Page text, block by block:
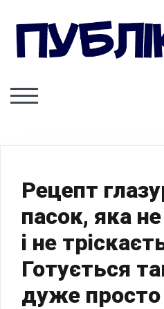
content
ПУБЛІКАЦІЯ
TOGGLE MOBILE MENU
Рецепт
пасок, яка
і не
Готується
дуже просто